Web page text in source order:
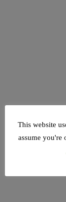
This website
assume